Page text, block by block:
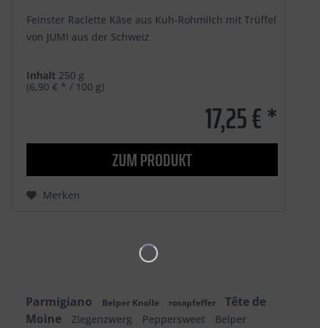
Feinster Raclette Käse aus Kuh-Rohmilch mit Trüffel
von JUMI aus der Schweiz
Inhalt 250 g
(6,90 € * / 100 g)
17,25 € *
ZUM PRODUKT
Merken
Parmigiano Belper Knolle rosapfeffer
Tête de
Moine
Ziegenzwerg Peppersweet
Belper